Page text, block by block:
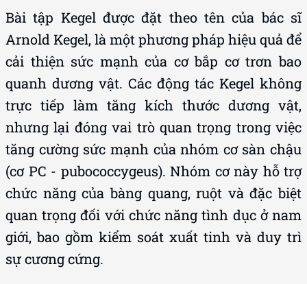
Bài tập Kegel được đặt theo tên của bác sĩ
Arnold Kegel, là một phương pháp hiệu quả để
cải thiện sức mạnh của cơ bắp cơ trơn bao
quanh dương vật. Các động tác Kegel không
trực tiếp làm tăng kích thước dương vật,
nhưng lại đóng vai trò quan trọng trong việc
tăng cường sức mạnh của nhóm cơ sàn chậu
(cơ PC - pubococcygeus). Nhóm cơ này hỗ trợ
chức năng của bàng quang, ruột và đặc biệt
quan trọng đối với chức năng tình dục ở nam
giới, bao gồm kiểm soát xuất tinh và duy trì
sự cương cứng.